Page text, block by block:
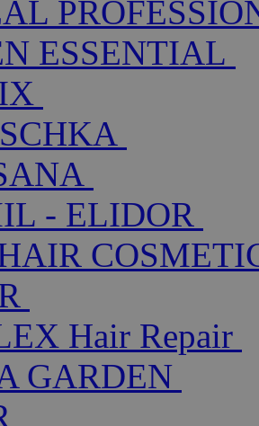
ESSENTIAL
- ELIDOR
Hair Repair
GARDEN